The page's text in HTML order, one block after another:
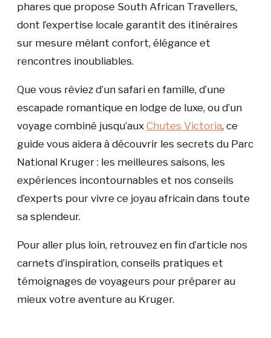
phares que propose South African Travellers,
dont l’expertise locale garantit des itinéraires
sur mesure mêlant confort, élégance et
rencontres inoubliables.
Que vous rêviez d’un safari en famille, d’une
escapade romantique en lodge de luxe, ou d’un
voyage combiné jusqu’aux Chutes Victoria, ce
guide vous aidera à découvrir les secrets du Parc
National Kruger : les meilleures saisons, les
expériences incontournables et nos conseils
d’experts pour vivre ce joyau africain dans toute
sa splendeur.
Pour aller plus loin, retrouvez en fin d’article nos
carnets d’inspiration, conseils pratiques et
témoignages de voyageurs pour préparer au
mieux votre aventure au Kruger.